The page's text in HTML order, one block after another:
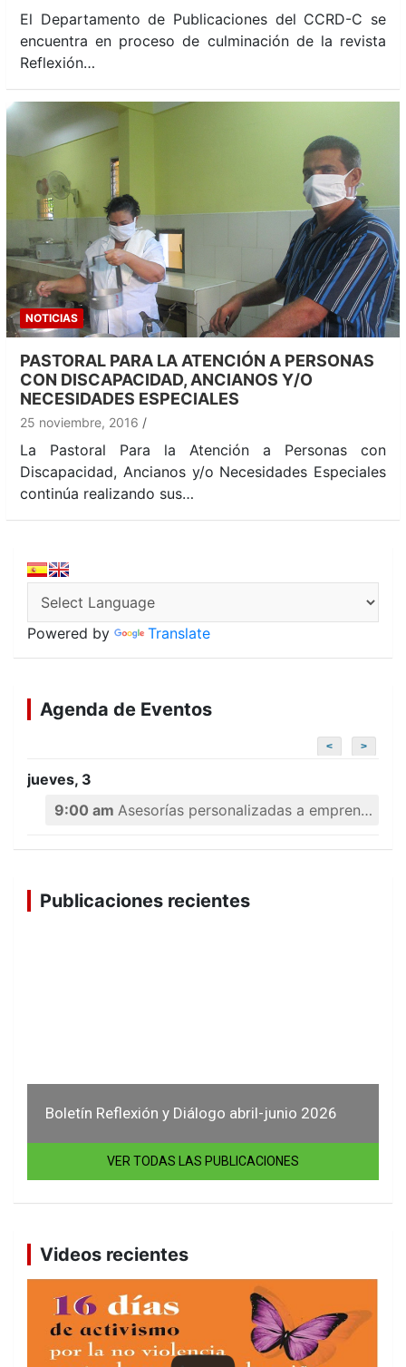
El Departamento de Publicaciones del CCRD-C se
encuentra en proceso de culminación de la revista
Reflexión…
NOTICIAS
PASTORAL PARA LA ATENCIÓN A PERSONAS
CON DISCAPACIDAD, ANCIANOS Y/O
NECESIDADES ESPECIALES
25 noviembre, 2016
La Pastoral Para la Atención a Personas con
Discapacidad, Ancianos y/o Necesidades Especiales
continúa realizando sus…
Powered by Translate
Agenda de Eventos
< >
jueves, 3
9:00 am Asesorías personalizadas a emprendedores
Publicaciones recientes
Boletín Reflexión y Diálogo abril-junio 2026
VER TODAS LAS PUBLICACIONES
Videos recientes